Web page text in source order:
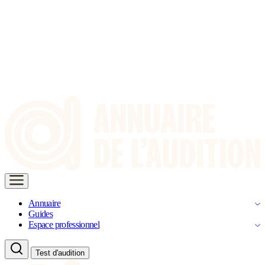
Annuaire
Guides
Espace professionnel
Test d'audition